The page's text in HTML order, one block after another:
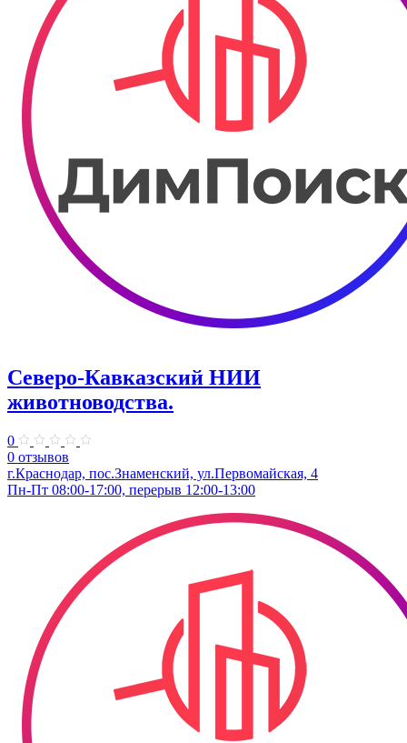
Северо-Кавказский НИИ
животноводства.
0
0 отзывов
г.Краснодар, пос.Знаменский, ул.Первомайская, 4
Пн-Пт 08:00-17:00, перерыв 12:00-13:00